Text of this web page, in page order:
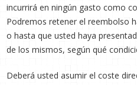
incurrirá en ningún gasto como
Podremos retener el reembolso
o hasta que usted haya
de los mismos, según qué
Deberá usted asumir el coste